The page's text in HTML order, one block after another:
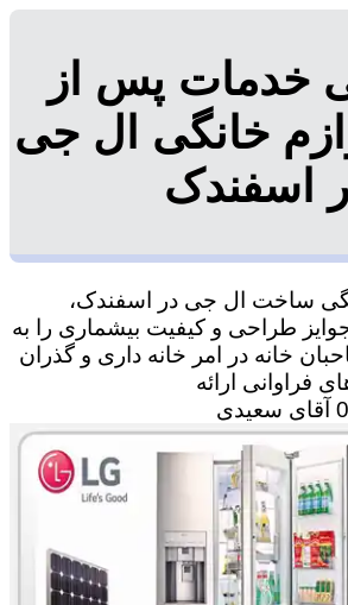
خدمات پس از
خانگی ال جی
اسفندک
ساخت ال جی در اسفندک،
جوایز طراحی و کیفیت بیشماری را به
خانه در امر خانه داری و گذران
فراوانی ارائه